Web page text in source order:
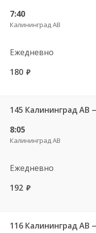
7:40
Калининград АВ
Ежедневно
180 руб.
8:05
Калининград АВ
Ежедневно
192 руб.
116 Калининград АВ